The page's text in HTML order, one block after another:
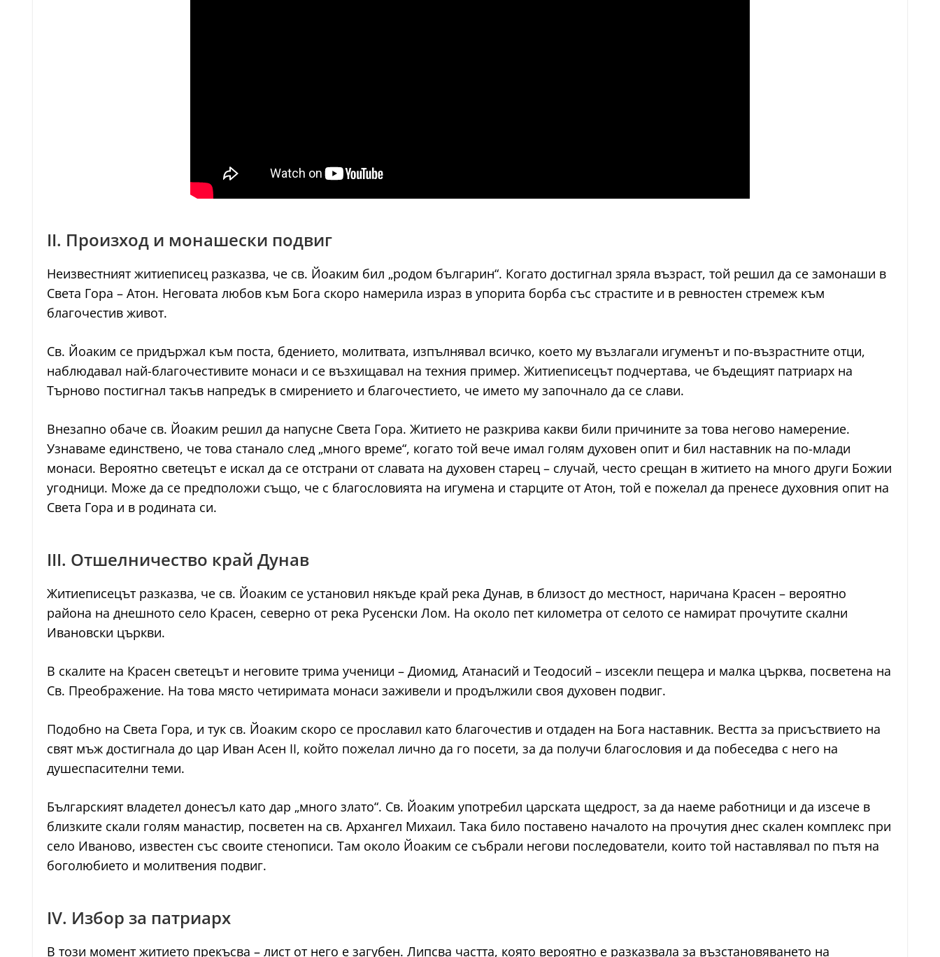
II. Произход и монашески подвиг
Неизвестният житиеписец разказва, че св. Йоаким бил „родом българин“. Когато достигнал зряла възраст, той решил да се замонаши в
Света Гора – Атон. Неговата любов към Бога скоро намерила израз в упорита борба със страстите и в ревностен стремеж към
благочестив живот.
Св. Йоаким се придържал към поста, бдението, молитвата, изпълнявал всичко, което му възлагали игуменът и по-възрастните отци,
наблюдавал най-благочестивите монаси и се възхищавал на техния пример. Житиеписецът подчертава, че бъдещият патриарх на
Търново постигнал такъв напредък в смирението и благочестието, че името му започнало да се слави.
Внезапно обаче св. Йоаким решил да напусне Света Гора. Житието не разкрива какви били причините за това негово намерение.
Узнаваме единствено, че това станало след „много време“, когато той вече имал голям духовен опит и бил наставник на по-млади
монаси. Вероятно светецът е искал да се отстрани от славата на духовен старец – случай, често срещан в житието на много други Божии
угодници. Може да се предположи също, че с благословията на игумена и старците от Атон, той е пожелал да пренесе духовния опит на
Света Гора и в родината си.
III. Отшелничество край Дунав
Житиеписецът разказва, че св. Йоаким се установил някъде край река Дунав, в близост до местност, наричана Красен – вероятно
района на днешното село Красен, северно от река Русенски Лом. На около пет километра от селото се намират прочутите скални
Ивановски църкви.
В скалите на Красен светецът и неговите трима ученици – Диомид, Атанасий и Теодосий – изсекли пещера и малка църква, посветена на
Св. Преображение. На това място четиримата монаси заживели и продължили своя духовен подвиг.
Подобно на Света Гора, и тук св. Йоаким скоро се прославил като благочестив и отдаден на Бога наставник. Вестта за присъствието на
свят мъж достигнала до цар Иван Асен II, който пожелал лично да го посети, за да получи благословия и да побеседва с него на
душеспасителни теми.
Българският владетел донесъл като дар „много злато“. Св. Йоаким употребил царската щедрост, за да наеме работници и да изсече в
близките скали голям манастир, посветен на св. Архангел Михаил. Така било поставено началото на прочутия днес скален комплекс при
село Иваново, известен със своите стенописи. Там около Йоаким се събрали негови последователи, които той наставлявал по пътя на
боголюбието и молитвения подвиг.
IV. Избор за патриарх
В този момент житието прекъсва – лист от него е загубен. Липсва частта, която вероятно е разказвала за възстановяването на